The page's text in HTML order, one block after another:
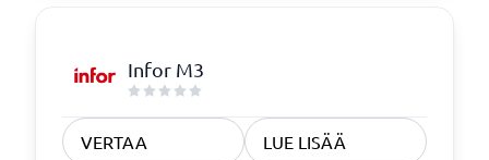
Infor M3
VERTAA LUE LISÄÄ